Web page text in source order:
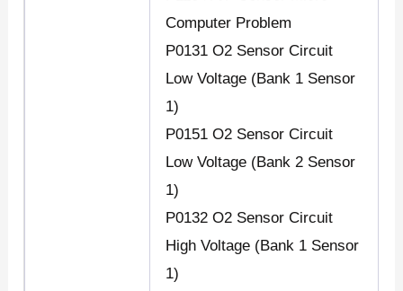
Computer Problem
P0131 O2 Sensor Circuit
Low Voltage (Bank 1 Sensor
1)
P0151 O2 Sensor Circuit
Low Voltage (Bank 2 Sensor
1)
P0132 O2 Sensor Circuit
High Voltage (Bank 1 Sensor
1)